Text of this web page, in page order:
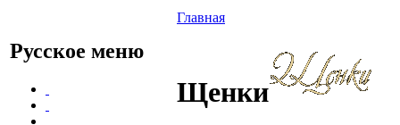
Русское меню
Главная
Щенки